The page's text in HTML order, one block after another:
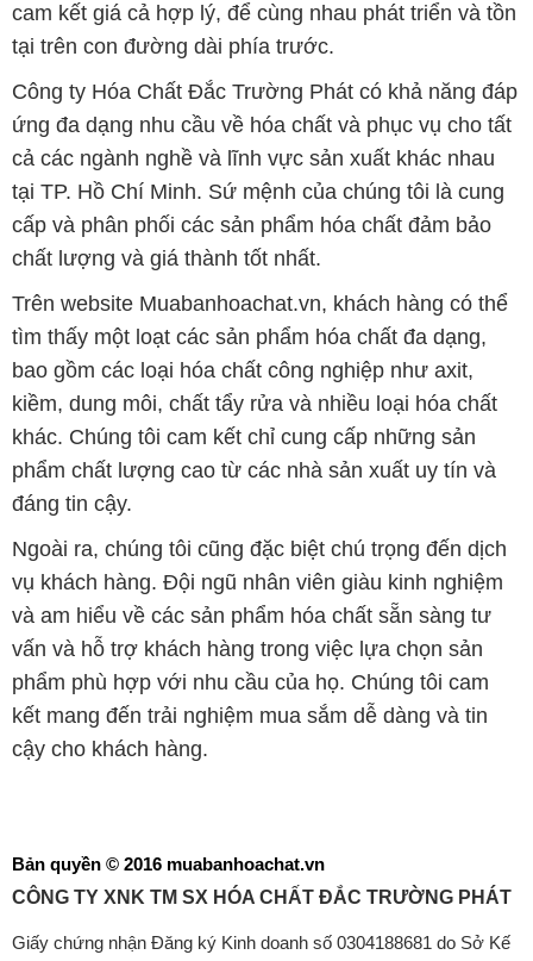
cam kết giá cả hợp lý, để cùng nhau phát triển và tồn
tại trên con đường dài phía trước.
Công ty Hóa Chất Đắc Trường Phát có khả năng đáp
ứng đa dạng nhu cầu về hóa chất và phục vụ cho tất
cả các ngành nghề và lĩnh vực sản xuất khác nhau
tại TP. Hồ Chí Minh. Sứ mệnh của chúng tôi là cung
cấp và phân phối các sản phẩm hóa chất đảm bảo
chất lượng và giá thành tốt nhất.
Trên website Muabanhoachat.vn, khách hàng có thể
tìm thấy một loạt các sản phẩm hóa chất đa dạng,
bao gồm các loại hóa chất công nghiệp như axit,
kiềm, dung môi, chất tẩy rửa và nhiều loại hóa chất
khác. Chúng tôi cam kết chỉ cung cấp những sản
phẩm chất lượng cao từ các nhà sản xuất uy tín và
đáng tin cậy.
Ngoài ra, chúng tôi cũng đặc biệt chú trọng đến dịch
vụ khách hàng. Đội ngũ nhân viên giàu kinh nghiệm
và am hiểu về các sản phẩm hóa chất sẵn sàng tư
vấn và hỗ trợ khách hàng trong việc lựa chọn sản
phẩm phù hợp với nhu cầu của họ. Chúng tôi cam
kết mang đến trải nghiệm mua sắm dễ dàng và tin
cậy cho khách hàng.
Bản quyền © 2016 muabanhoachat.vn
CÔNG TY XNK TM SX HÓA CHẤT ĐẮC TRƯỜNG PHÁT
Giấy chứng nhận Đăng ký Kinh doanh số 0304188681 do Sở Kế